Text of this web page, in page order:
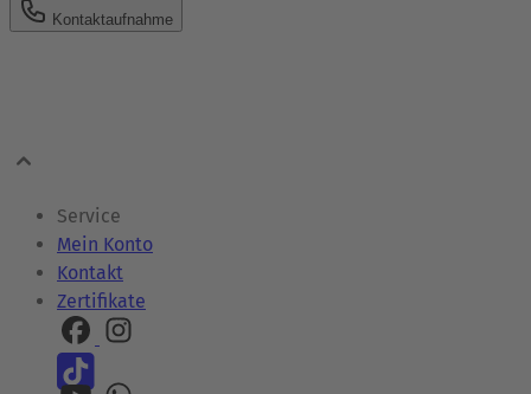
Kontaktaufnahme
Service
Mein Konto
Kontakt
Zertifikate